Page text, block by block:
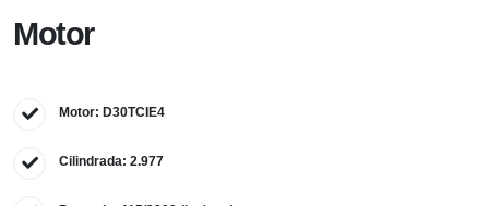
Motor
Motor: D30TCIE4
Cilindrada: 2.977